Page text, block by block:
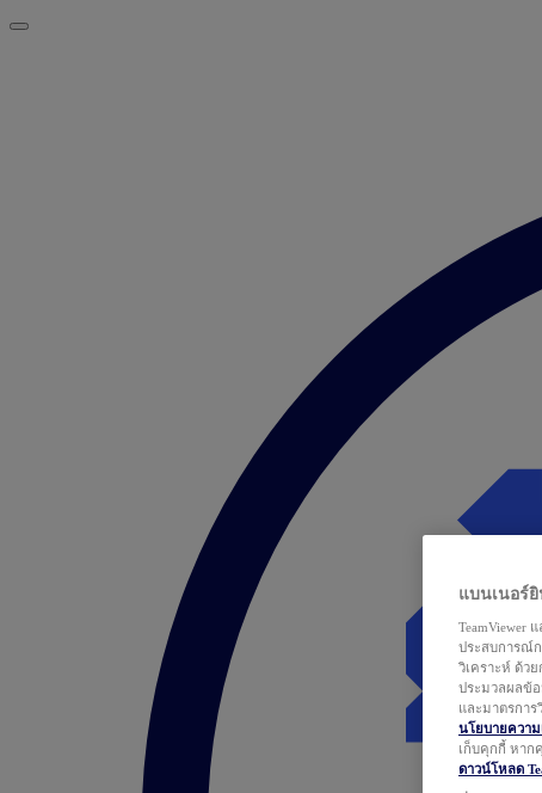
แบนเนอร์
ประสบการณ์ก
วิเคราะห์ ด้ว
ประมวลผลข้
และมาตรกา
นโยบายควา
เก็บคุกกี้ หาก
ดาวน์โหลด